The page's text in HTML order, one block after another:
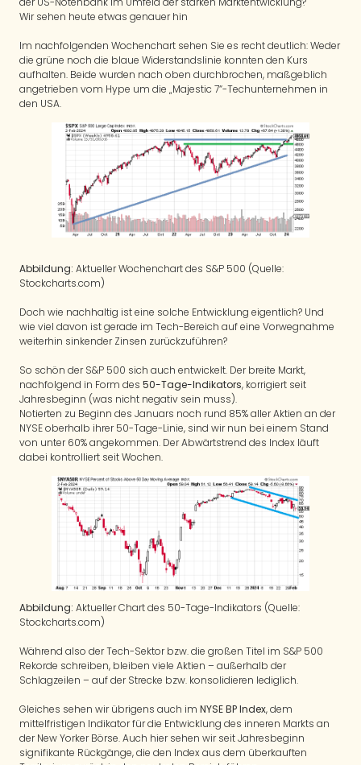
Wir sehen heute etwas genauer hin
Im nachfolgenden Wochenchart sehen Sie es recht deutlich: Weder
die grüne noch die blaue Widerstandslinie konnten den Kurs
aufhalten. Beide wurden nach oben durchbrochen, maßgeblich
angetrieben vom Hype um die „Majestic 7“-Techunternehmen in
den USA.
Abbildung: Aktueller Wochenchart des S&P 500 (Quelle:
Stockcharts.com)
Doch wie nachhaltig ist eine solche Entwicklung eigentlich? Und
wie viel davon ist gerade im Tech-Bereich auf eine Vorwegnahme
weiterhin sinkender Zinsen zurückzuführen?
So schön der S&P 500 sich auch entwickelt. Der breite Markt,
nachfolgend in Form des 50-Tage-Indikators, korrigiert seit
Jahresbeginn (was nicht negativ sein muss).
Notierten zu Beginn des Januars noch rund 85% aller Aktien an der
NYSE oberhalb ihrer 50-Tage-Linie, sind wir nun bei einem Stand
von unter 60% angekommen. Der Abwärtstrend des Index läuft
dabei kontrolliert seit Wochen.
Abbildung: Aktueller Chart des 50-Tage-Indikators (Quelle:
Stockcharts.com)
Während also der Tech-Sektor bzw. die großen Titel im S&P 500
Rekorde schreiben, bleiben viele Aktien – außerhalb der
Schlagzeilen – auf der Strecke bzw. konsolidieren lediglich.
Gleiches sehen wir übrigens auch im NYSE BP Index, dem
mittelfristigen Indikator für die Entwicklung des inneren Markts an
der New Yorker Börse. Auch hier sehen wir seit Jahresbeginn
signifikante Rückgänge, die den Index aus dem überkauften